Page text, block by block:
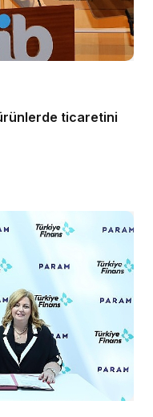
ticaretini